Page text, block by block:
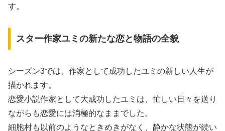
す。
スター作家ユミの新たな恋と物語の全貌
シーズン3では、作家として成功したユミの新しい人生が
描かれます。
恋愛小説作家として大成功したユミは、忙しい日々を送り
ながらも恋愛には消極的なままでした。
細胞村も以前のようなときめきがなく、静かな状態が続い